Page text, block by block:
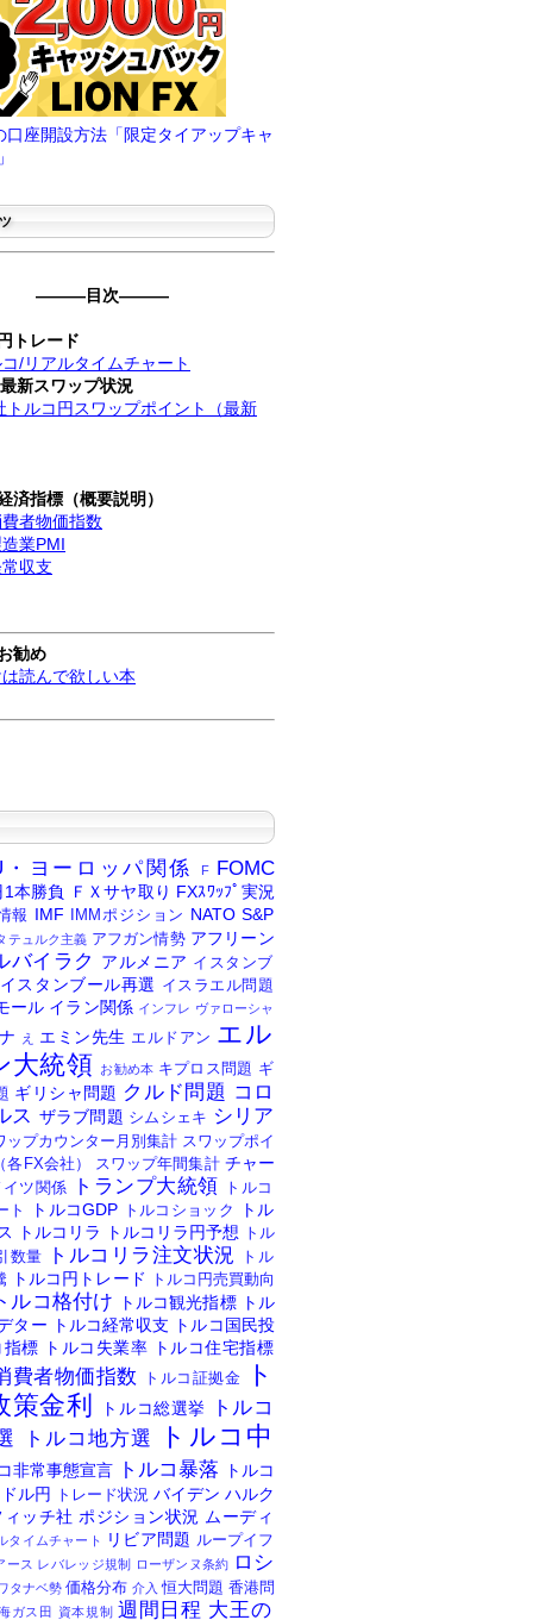
口座開設方法「限定タイアップキャ
―――目次―――
トレード
/リアルタイムチャート
新スワップ状況
トルコ円スワップポイント（最新
済指標（概要説明）
者物価指数
業PMI
収支
勧め
読んで欲しい本
・ヨーロッパ関係 F FOMC
本勝負 ＦＸサヤ取り FXｽﾜｯﾌﾟ実況
報 IMF IMMポジション NATO S&P
テュルク主義 アフガン情勢 アフリーン
バイラク アルメニア イスタンブ
イスタンブール再選 イスラエル問題
ール イラン関係 インフレ ヴァローシャ
え エミン先生 エルドアン エル
大統領 お勧め本 キプロス問題 ギ
ギリシャ問題 クルド問題 コロ
ス ザラブ問題 シムシェキ シリア
ップカウンター月別集計 スワップポイ
FX会社）
スワップ年間集計 チャー
イツ関係 トランプ大統領
トルコ
ト
トルコGDP トルコショック
トル
トルコリラ トルコリラ円予想
トル
数量
トルコリラ注文状況
トル
トルコ円トレード トルコ円売買動向
ルコ格付け トルコ観光指標 トル
ター
トルコ経常収支
トルコ国民投
指標
トルコ失業率 トルコ住宅指標
費者物価指数 トルコ証拠金
ト
策金利
トルコ総選挙
トルコ
トルコ地方選 トルコ中
非常事態宣言 トルコ暴落
トルコ
ドル円
トレード状況 バイデン ハルク
ィッチ社 ポジション状況 ムーディ
タイムチャート リビア問題 ループイフ
ース レバレッジ規制 ローザンヌ条約 ロシ
タナベ勢 価格分布 介入 恒大問題 香港問
ガス田 資本規制 週間日程 大王の